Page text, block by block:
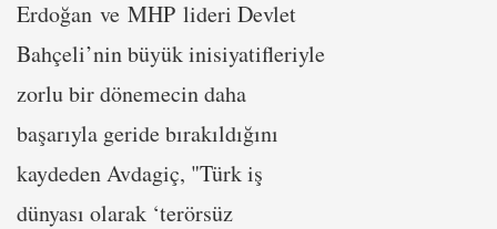
Erdoğan ve MHP lideri Devlet
Bahçeli’nin büyük inisiyatifleriyle
zorlu bir dönemecin daha
başarıyla geride bırakıldığını
kaydeden Avdagiç, "Türk iş
dünyası olarak ‘terörsüz